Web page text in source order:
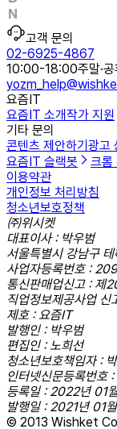
고객 문의
02-6925-4867
10:00-18:00주말·
요즘IT
요즘IT 소개작가 지원
기타 문의
콘텐츠 제안하기 광고
요즘IT 슬랙봇
크롬
이용약관
개인정보 처리방침
청소년보호정책
㈜위시켓
대표이사 : 박우범
서울특별시 강남구
사업자등록번호 :
통신판매업신고 :
직업정보제공사업
제호 : 요즘IT
발행인 : 박우범
편집인 : 노희선
청소년보호책임자 :
인터넷신문등록번호
등록일 : 2022년 01
발행일 : 2021년 01
© 2013 Wishket